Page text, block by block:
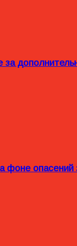
фоне